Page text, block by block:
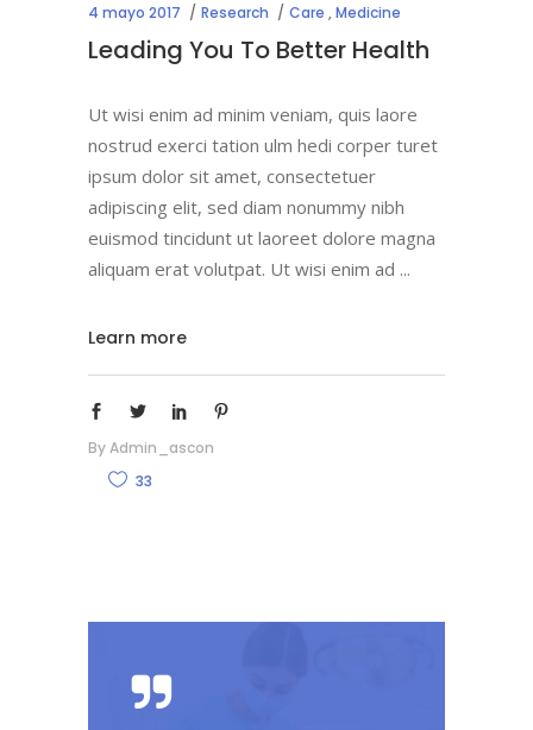
4 mayo 2017 Research Care ,Medicine
Leading You To Better Health
Ut wisi enim ad minim veniam, quis laore
nostrud exerci tation ulm hedi corper turet
ipsum dolor sit amet, consectetuer
adipiscing elit, sed diam nonummy nibh
euismod tincidunt ut laoreet dolore magna
aliquam erat volutpat. Ut wisi enim ad
Learn more
ByAdmin_ascon
33